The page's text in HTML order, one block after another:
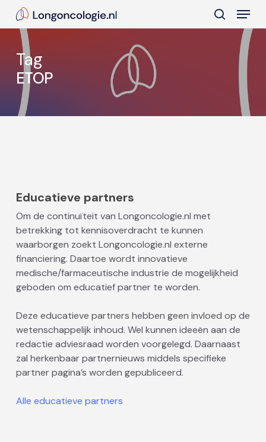
content
search
Menu
Tag
ETOP
Educatieve partners
Om de continuïteit van Longoncologie.nl met
betrekking tot kennisoverdracht te kunnen
waarborgen zoekt Longoncologie.nl externe
financiering. Daartoe wordt innovatieve
medische/farmaceutische industrie de mogelijkheid
geboden om educatief partner te worden.
Deze educatieve partners hebben geen invloed op de
wetenschappelijk inhoud. Wel kunnen ideeën aan de
redactie adviesraad worden voorgelegd. Daarnaast
zal herkenbaar partnernieuws middels specifieke
partner pagina’s worden gepubliceerd.
Alle educatieve partners
Close
Menu